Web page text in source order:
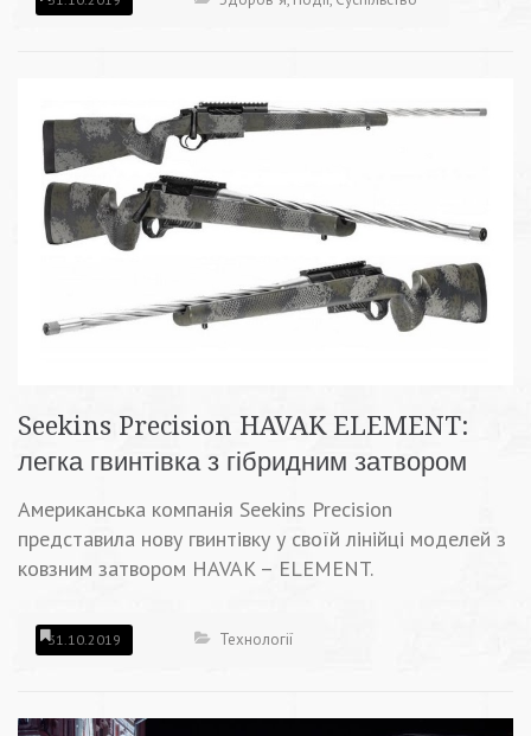
Seekins Precision HAVAK ELEMENT:
легка гвинтівка з гібридним затвором
Американська компанія Seekins Precision
представила нову гвинтівку у своїй лінійці моделей з
ковзним затвором HAVAK – ELEMENT.
31.10.2019 Технології